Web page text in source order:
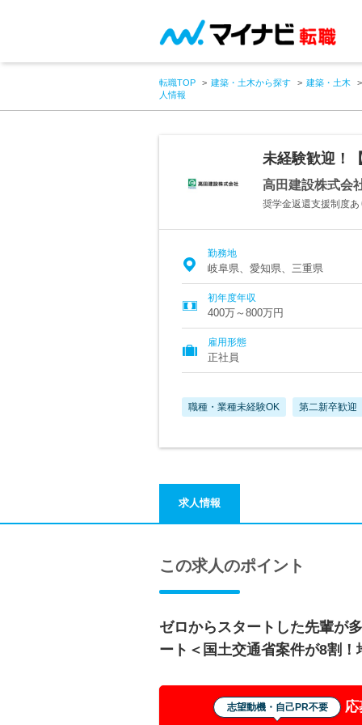
転職TOP 建築・土木から探す
建築・土木
人情報
未経験歓迎！
高田建設株式会
奨学金返還支援制度
勤務地
岐阜県、愛知県、三重県
初年度年収
400万～800万円
雇用形態
正社員
職種・業種未経験OK 第二新卒歓迎
求人情報
この求人のポイント
ゼロからスタートした先輩が
ート＜国土交通省案件が8割
志望動機・自己PR不要